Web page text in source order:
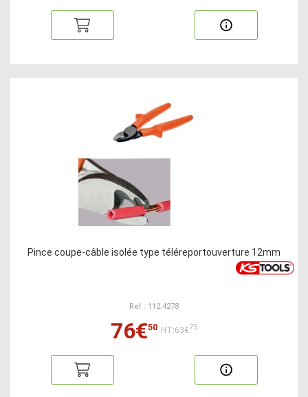
Pince coupe-câble isolée type téléreportouverture 12mm
Ref : 112.4278
76€50 HT:63€75